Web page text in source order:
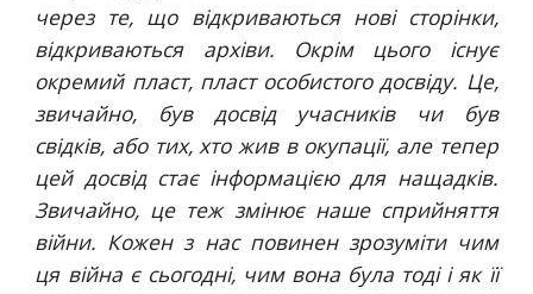
через те, що відкриваються нові сторінки,
відкриваються архіви. Окрім цього існує
окремий пласт, пласт особистого досвіду. Це,
звичайно, був досвід учасників чи був
свідків, або тих, хто жив в окупації, але тепер
цей досвід стає інформацією для нащадків.
Звичайно, це теж змінює наше сприйняття
війни. Кожен з нас повинен зрозуміти чим
ця війна є сьогодні, чим вона була тоді і як її